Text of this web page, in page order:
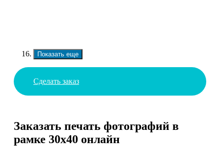
Показать еще
Сделать заказ
Заказать печать фотографий в
рамке 30х40 онлайн